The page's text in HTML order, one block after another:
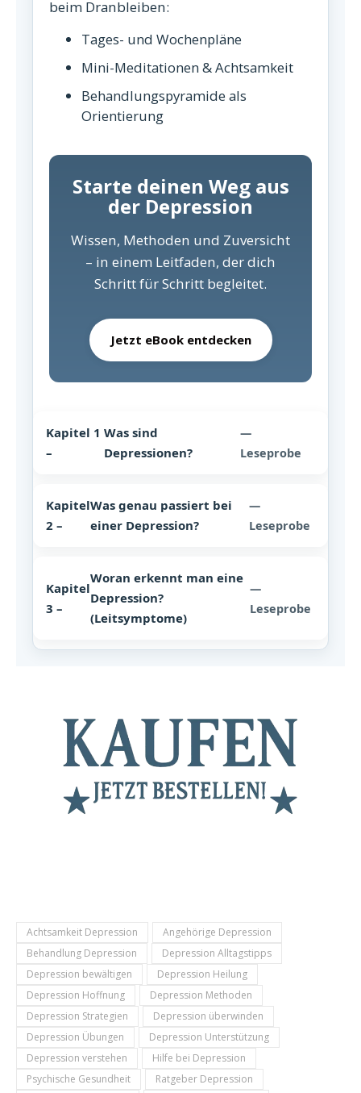
beim Dranbleiben:
Tages- und Wochenpläne
Mini-Meditationen & Achtsamkeit
Behandlungspyramide als
Orientierung
Starte deinen Weg aus
der Depression
Wissen, Methoden und Zuversicht
– in einem Leitfaden, der dich
Schritt für Schritt begleitet.
Jetzt eBook entdecken
Kapitel 1
–
Was sind
Depressionen?
—
Leseprobe
Kapitel
2 –
Was genau passiert bei
einer Depression?
—
Leseprobe
Kapitel
3 –
Woran erkennt man eine
Depression?
(Leitsymptome)
—
Leseprobe
Achtsamkeit Depression
Angehörige Depression
Behandlung Depression
Depression Alltagstipps
Depression bewältigen
Depression Heilung
Depression Hoffnung
Depression Methoden
Depression Strategien
Depression überwinden
Depression Übungen
Depression Unterstützung
Depression verstehen
Hilfe bei Depression
Psychische Gesundheit
Ratgeber Depression